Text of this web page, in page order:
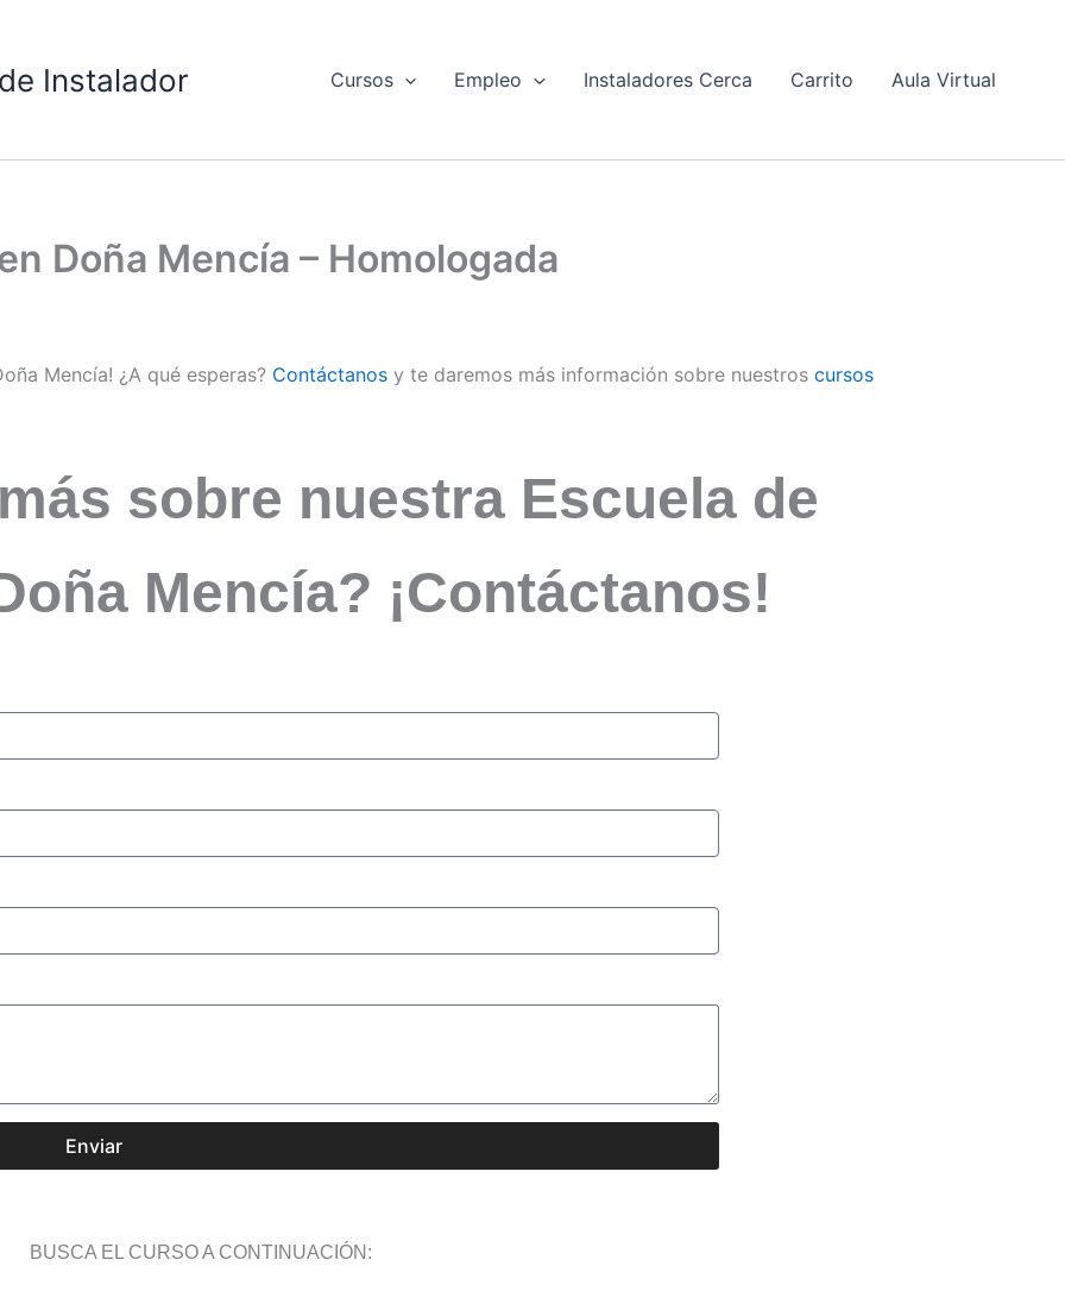
Instalador Cursos Empleo Instaladores Cerca Carrito Aula Virtual
Doña Mencía – Homologada
Mencía! ¿A qué esperas? Contáctanos y te daremos más información sobre nuestros cursos
sobre nuestra Escuela de
Mencía? ¡Contáctanos!
Enviar
BUSCA EL CURSO A CONTINUACIÓN: